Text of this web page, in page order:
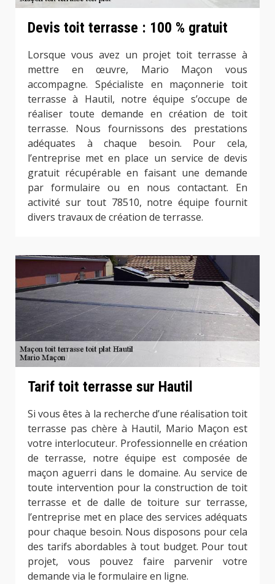
Devis toit terrasse : 100 % gratuit
Lorsque vous avez un projet toit terrasse à
mettre en œuvre, Mario Maçon vous
accompagne. Spécialiste en maçonnerie toit
terrasse à Hautil, notre équipe s’occupe de
réaliser toute demande en création de toit
terrasse. Nous fournissons des prestations
adéquates à chaque besoin. Pour cela,
l’entreprise met en place un service de devis
gratuit récupérable en faisant une demande
par formulaire ou en nous contactant. En
activité sur tout 78510, notre équipe fournit
divers travaux de création de terrasse.
Tarif toit terrasse sur Hautil
Si vous êtes à la recherche d’une réalisation toit
terrasse pas chère à Hautil, Mario Maçon est
votre interlocuteur. Professionnelle en création
de terrasse, notre équipe est composée de
maçon aguerri dans le domaine. Au service de
toute intervention pour la construction de toit
terrasse et de dalle de toiture sur terrasse,
l’entreprise met en place des services adéquats
pour chaque besoin. Nous disposons pour cela
des tarifs abordables à tout budget. Pour tout
projet, vous pouvez faire parvenir votre
demande via le formulaire en ligne.